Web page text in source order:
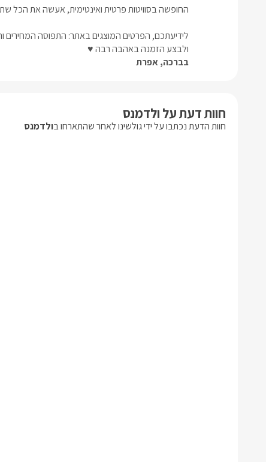
החופשה בסוויטות פרטית ואינטימית, אעשה את הכל
לידיעתכם, הפרטים המוצגים באתר: התפוסה המחירים
ולבצע הזמנה באהבה רבה ♥
בברכה, אפרת
חוות דעת על ולדמנס
חוות הדעת נכתבו על ידי גולשינו לאחר שהתארחו בולדמנס